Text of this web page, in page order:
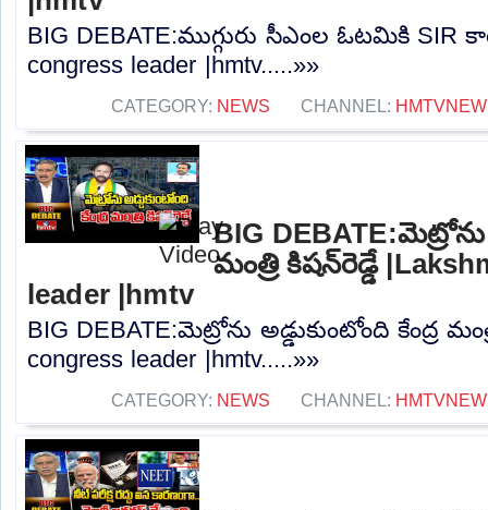
BIG DEBATE:ముగ్గురు సీఎంల ఓటమికి SIR
congress leader |hmtv.....»»
CATEGORY: NEWS CHANNEL:
BIG DEBATE:మెట్రోను
మంత్రి కిషన్‌రెడ్డే
leader |hmtv
BIG DEBATE:మెట్రోను అడ్డుకుంటోంది కేంద్ర
congress leader |hmtv.....»»
CATEGORY: NEWS CHANNEL: